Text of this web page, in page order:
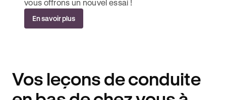
vous offrons un nouvel essai !
En savoir plus
Vos leçons de conduite